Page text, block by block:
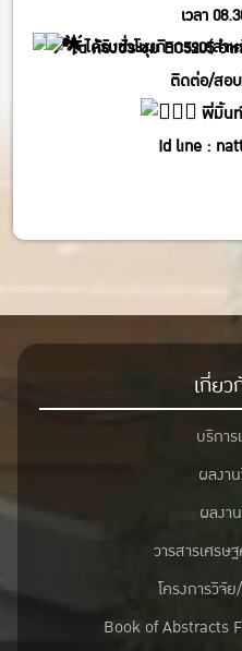
เวลา
ณ ห้องประชุม EC5205 อ
ได้รับชั่วโมงกิจกรรม(สำ
ติดต่อ/สอ
พี่มิ้นท์
Id line :
IG :
พี่โฟ
Id line :
เกี่ย
บริกา
ผลงา
ผลงา
วารสารเศร
โครงการวิจั
Book of Abstracts